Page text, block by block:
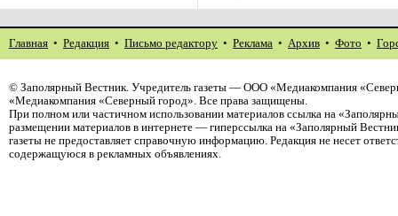
Главная • Редакция • Письмо редактору • Реклама • Архив • Фото •
© Заполярный Вестник. Учредитель газеты — ООО «Медиакомпания
«Медиакомпания «Северный город». Все права защищены.
При полном или частичном использовании материалов ссылка на
размещении материалов в интернете — гиперссылка на «Заполярный
газеты не предоставляет справочную информацию. Редакция не несет
содержащуюся в рекламных объявлениях.